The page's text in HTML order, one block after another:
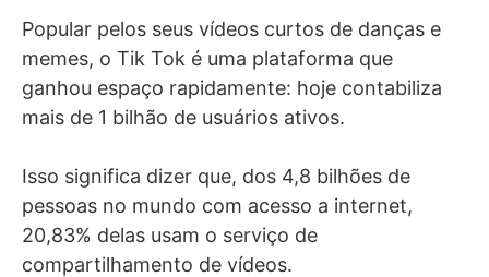
Popular pelos seus vídeos curtos de danças e
memes, o Tik Tok é uma plataforma que
ganhou espaço rapidamente: hoje contabiliza
mais de 1 bilhão de usuários ativos.
Isso significa dizer que, dos 4,8 bilhões de
pessoas no mundo com acesso a internet,
20,83% delas usam o serviço de
compartilhamento de vídeos.